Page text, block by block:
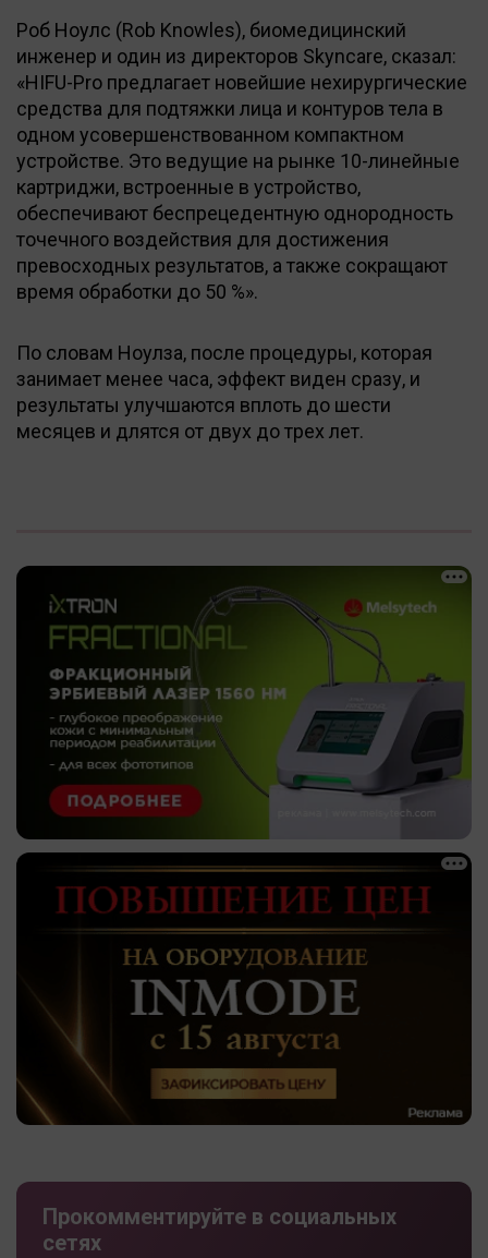
Роб Ноулс (Rob Knowles), биомедицинский
инженер и один из директоров Skyncare, сказал:
«HIFU-Pro предлагает новейшие нехирургические
средства для подтяжки лица и контуров тела в
одном усовершенствованном компактном
устройстве. Это ведущие на рынке 10-линейные
картриджи, встроенные в устройство,
обеспечивают беспрецедентную однородность
точечного воздействия для достижения
превосходных результатов, а также сокращают
время обработки до 50 %».
По словам Ноулза, после процедуры, которая
занимает менее часа, эффект виден сразу, и
результаты улучшаются вплоть до шести
месяцев и длятся от двух до трех лет.
Прокомментируйте в социальных
сетях